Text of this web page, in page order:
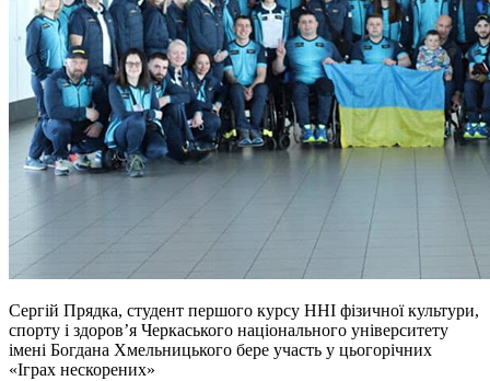
Сергій Прядка, студент першого курсу ННІ фізичної культури,
спорту і здоров’я Черкаського національного університету
імені Богдана Хмельницького бере участь у цьогорічних
«Іграх нескорених»